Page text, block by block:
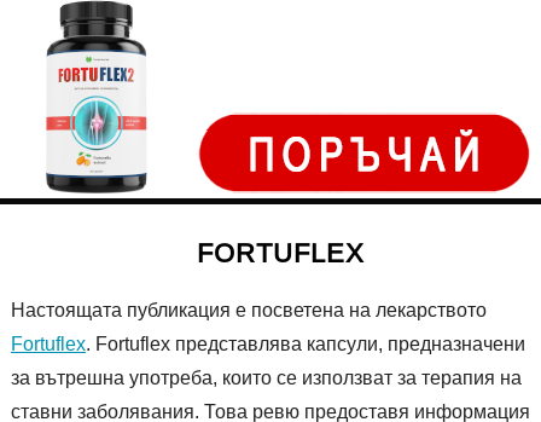
FORTUFLEX
Настоящата публикация е посветена на лекарството
Fortuflex. Fortuflex представлява капсули, предназначени
за вътрешна употреба, които се използват за терапия на
ставни заболявания. Това ревю предоставя информация